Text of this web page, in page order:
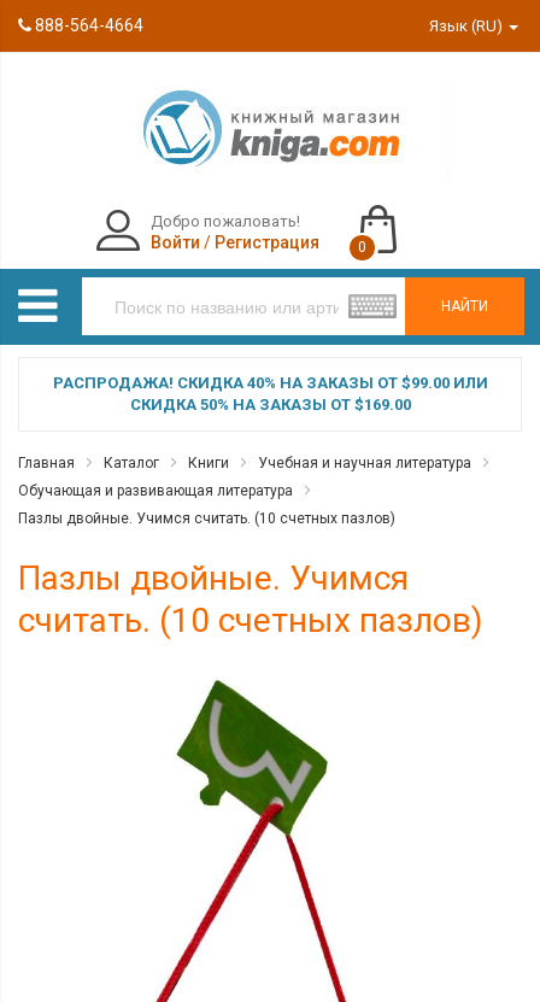
888-564-4664 Язык (RU)
НАЙТИ
Добро пожаловать!
Войти / Регистрация 0
РАСПРОДАЖА! СКИДКА 40% НА ЗАКАЗЫ ОТ $99.00 ИЛИ
СКИДКА 50% НА ЗАКАЗЫ ОТ $169.00
Главная Каталог Книги
Учебная и научная литература
Обучающая и развивающая литература
Пазлы двойные. Учимся считать. (10 счетных пазлов)
Пазлы двойные. Учимся
считать. (10 счетных пазлов)